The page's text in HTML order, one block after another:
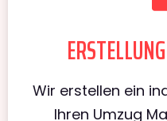
Wir erstellen ein
Ihren Umzug